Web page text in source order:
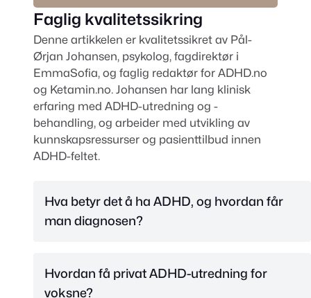
Faglig kvalitetssikring
Denne artikkelen er kvalitetssikret av Pål-
Ørjan Johansen, psykolog, fagdirektør i
EmmaSofia, og faglig redaktør for ADHD.no
og Ketamin.no. Johansen har lang klinisk
erfaring med ADHD-utredning og -
behandling, og arbeider med utvikling av
kunnskapsressurser og pasienttilbud innen
ADHD-feltet.
Hva betyr det å ha ADHD, og hvordan får
man diagnosen?
Hvordan få privat ADHD-utredning for
voksne?